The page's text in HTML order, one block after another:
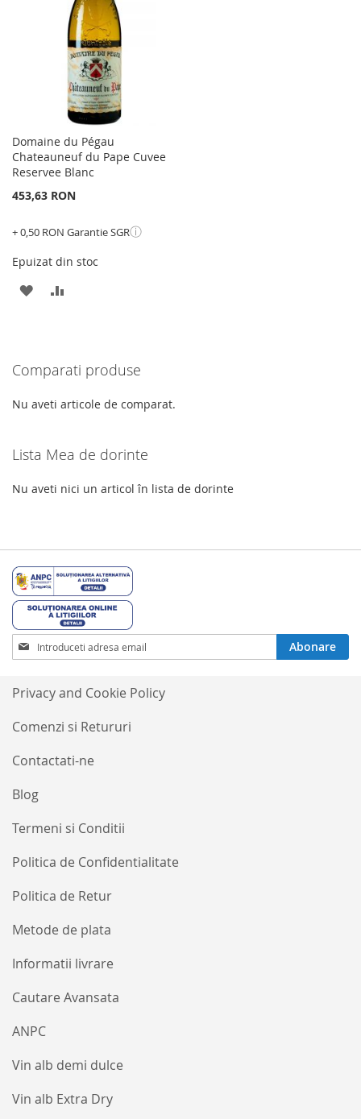
DORINTE
Domaine du Pégau
Chateauneuf du Pape Cuvee
Reservee Blanc
453,63 RON
+ 0,50 RON Garantie SGRⓘ
Epuizat din stoc
ADAUGATI
DE
DORINTE
Comparati produse
Nu aveti articole de comparat.
Lista Mea de dorinte
Nu aveti nici un articol în lista de dorinte
Termeni si Conditii
Politica de Confidentialitate
Politica de Retur
Metode de plata
Informatii livrare
Cautare Avansata
ANPC
Vin alb demi dulce
Vin alb Extra Dry
Privacy and Cookie Policy
Comenzi si Retururi
Contactati-ne
Blog
Inscrieti-
va
Buletinele
noastre
informative
Abonare